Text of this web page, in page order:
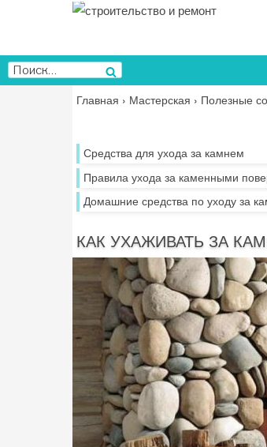
содержимому
Искать:
Поиск
Главная › Мастерская › Полезные
Средства для ухода за камнем
Правила ухода за каменными
Домашние средства по уходу за
КАК УХАЖИВАТЬ ЗА